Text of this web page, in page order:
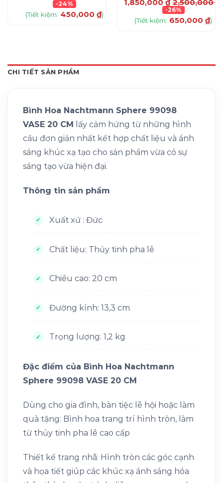
-24%
(Tiết kiệm: 450,000 ₫)
1,850,000 ₫ 2,500,000
-26%
(Tiết kiệm: 650,000₫)
CHI TIẾT SẢN PHẨM
Bình Hoa Nachtmann Sphere 99098
VASE 20 CM
lấy cảm hứng từ những hình
cầu đơn giản nhất kết hợp chất liệu và ánh
sáng khúc xạ tạo cho sản phẩm vừa có sự
sáng tạo vừa hiện đại.
Thông tin sản phẩm
Xuất xứ : Đức
Chất liệu: Thủy tinh pha lê
Chiều cao: 20 cm
Đường kính: 13,3 cm
Trọng lượng: 1,2 kg
Đặc điểm của Bình Hoa Nachtmann
Sphere 99098 VASE 20 CM
Dùng cho gia đình, bàn tiệc lễ hội hoặc làm
quà tặng: Bình hoa trang trí hình tròn, làm
từ thủy tinh pha lê cao cấp
Thiết kế trang nhã: Hình tròn các góc cạnh
và họa tiết giúp các khúc xạ ánh sáng hóa